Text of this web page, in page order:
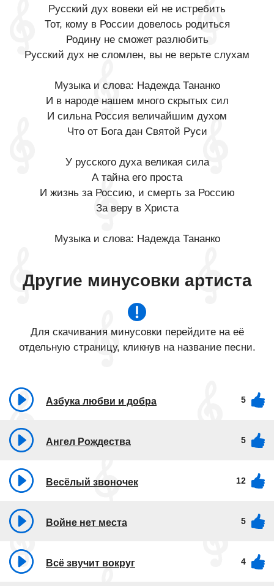
Русский дух вовеки ей не истребить
Тот, кому в России довелось родиться
Родину не сможет разлюбить
Русский дух не сломлен, вы не верьте слухам
Музыка и слова: Надежда Тананко
И в народе нашем много скрытых сил
И сильна Россия величайшим духом
Что от Бога дан Святой Руси
У русского духа великая сила
А тайна его проста
И жизнь за Россию, и смерть за Россию
За веру в Христа
Музыка и слова: Надежда Тананко
Другие минусовки артиста
Для скачивания минусовки перейдите на её
отдельную страницу, кликнув на название песни.
Азбука любви и добра 5
Ангел Рождества 5
Весёлый звоночек 12
Войне нет места 5
Всё звучит вокруг 4